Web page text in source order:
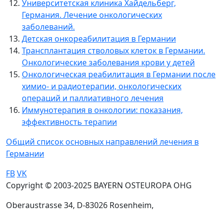
Университетская клиника Хайдельберг,
Германия. Лечение онкологических
заболеваний.
Детская онкореабилитация в Германии
Трансплантация стволовых клеток в Германии.
Онкологические заболевания крови у детей
Онкологическая реабилитация в Германии после
химио- и радиотерапии, онкологических
операций и паллиативного лечения
Иммунотерапия в онкологии: показания,
эффективность терапии
Общий список основных направлений лечения в
Германии
FBVK
Copyright © 2003-2025 BAYERN OSTEUROPA OHG
Oberaustrasse 34, D-83026 Rosenheim,